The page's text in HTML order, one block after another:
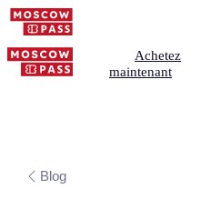
Achetez
maintenant
Blog